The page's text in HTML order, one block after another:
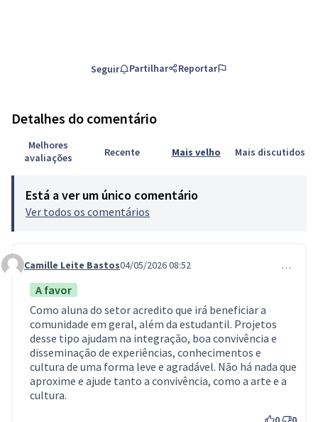
Seguir Partilhar Reportar
Detalhes do comentário
Melhores
avaliações
Recente Mais velho Mais discutidos
Está a ver um único comentário
Ver todos os comentários
Comment 1457
Camille Leite Bastos04/05/2026 08:52 …
A favor
Como aluna do setor acredito que irá beneficiar a
comunidade em geral, além da estudantil. Projetos
desse tipo ajudam na integração, boa convivência e
disseminação de experiências, conhecimentos e
cultura de uma forma leve e agradável. Não há nada que
aproxime e ajude tanto a convivência, como a arte e a
cultura.